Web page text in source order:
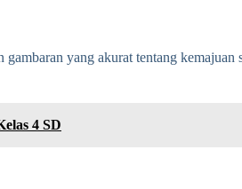
yang akurat tentang
4 SD